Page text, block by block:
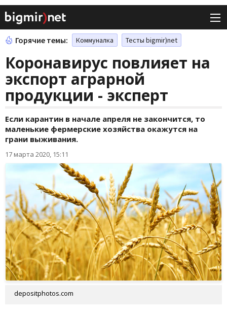
Горячие темы: Коммуналка Тесты bigmir)net
Коронавирус повлияет на
экспорт аграрной
продукции - эксперт
Если карантин в начале апреля не закончится, то
маленькие фермерские хозяйства окажутся на
грани выживания.
17 марта 2020, 15:11
depositphotos.com